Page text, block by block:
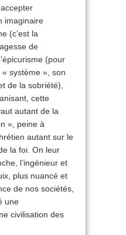
imaginaire
(c’est la
de
(pour
système », son
de la sobriété),
cette
autant de la
», peine à
autant sur le
la foi. On leur
l’ingénieur et
plus nuancé et
de nos sociétés,
une
civilisation des